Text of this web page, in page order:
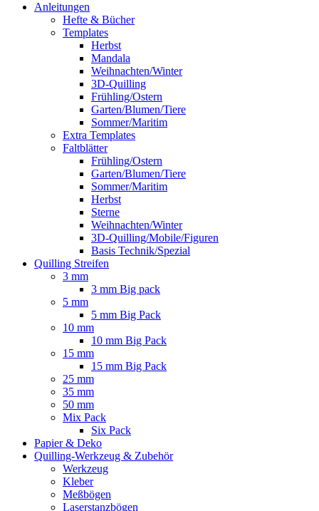
Anleitungen
Hefte & Bücher
Templates
Herbst
Mandala
Weihnachten/Winter
3D-Quilling
Frühling/Ostern
Garten/Blumen/Tiere
Sommer/Maritim
Extra Templates
Faltblätter
Frühling/Ostern
Garten/Blumen/Tiere
Sommer/Maritim
Herbst
Sterne
Weihnachten/Winter
3D-Quilling/Mobile/Figuren
Basis Technik/Spezial
Quilling Streifen
3 mm
3 mm Big pack
5 mm
5 mm Big Pack
10 mm
10 mm Big Pack
15 mm
15 mm Big Pack
25 mm
35 mm
50 mm
Mix Pack
Six Pack
Papier & Deko
Quilling-Werkzeug & Zubehör
Werkzeug
Kleber
Meßbögen
Laserstanzbögen